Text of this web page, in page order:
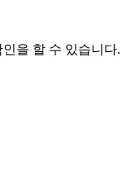
인을 할 수 있습니다.